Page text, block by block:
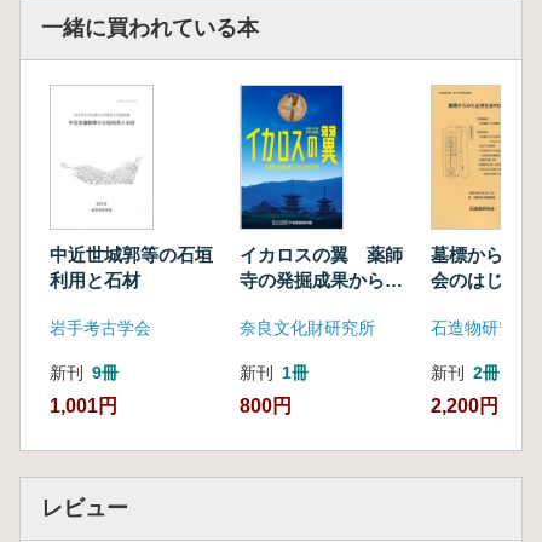
佐土原
飫肥
鹿児島藩の外城制と志布志麓
志布志麓
高岡郷
一緒に買われている本
中近世城郭等の石垣
利用と石材
岩手考古学会
新刊 9冊
1,001円
イカロスの翼 薬師
寺の発掘成果からみ
奈良文化財研究所
新刊 1冊
800円
墓標からみ
会のはじまり
石造物研究会
新刊 2冊
2,200円
レビュー